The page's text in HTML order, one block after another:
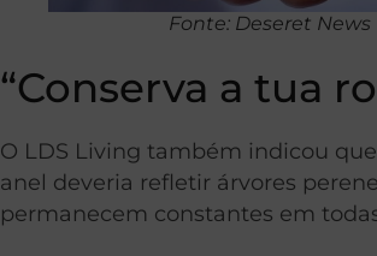
Fonte: Deseret News
“Conserva a tua
O LDS Living também indicou
anel deveria refletir árvores
permanecem constantes em